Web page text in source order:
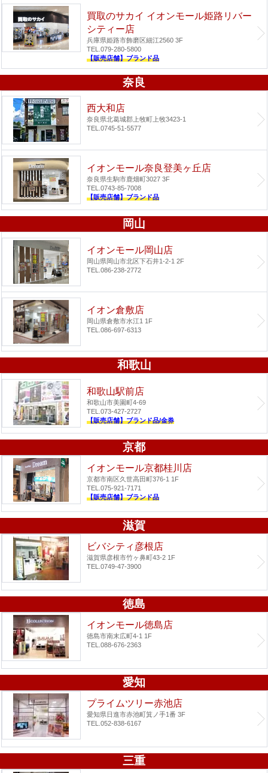
買取のサカイ イオンモール姫路リバー
シティー店
兵庫県姫路市飾磨区細江2560 3F
TEL.079-280-5800
【販売店舗】ブランド品
奈良
西大和店
奈良県北葛城郡上牧町上牧3423-1
TEL.0745-51-5577
イオンモール奈良登美ヶ丘店
奈良県生駒市鹿畑町3027 3F
TEL.0743-85-7008
【販売店舗】ブランド品
岡山
イオンモール岡山店
岡山県岡山市北区下石井1-2-1 2F
TEL.086-238-2772
イオン倉敷店
岡山県倉敷市水江1 1F
TEL.086-697-6313
和歌山
和歌山駅前店
和歌山市美園町4-69
TEL.073-427-2727
【販売店舗】ブランド品/金券
京都
イオンモール京都桂川店
京都市南区久世高田町376-1 1F
TEL.075-921-7171
【販売店舗】ブランド品
滋賀
ビバシティ彦根店
滋賀県彦根市竹ヶ鼻町43-2 1F
TEL.0749-47-3900
徳島
イオンモール徳島店
徳島市南末広町4-1 1F
TEL.088-676-2363
愛知
プライムツリー赤池店
愛知県日進市赤池町箕ノ手1番 3F
TEL.052-838-6167
三重